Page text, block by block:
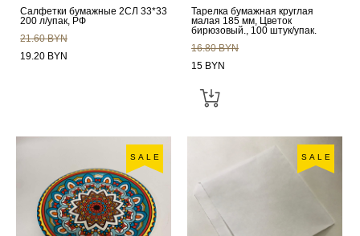
Салфетки бумажные 2СЛ 33*33
200 л/упак, РФ
21.60 BYN
19.20 BYN
Тарелка бумажная круглая
малая 185 мм, Цветок
бирюзовый., 100 штук/упак.
16.80 BYN
15 BYN
SALE SALE